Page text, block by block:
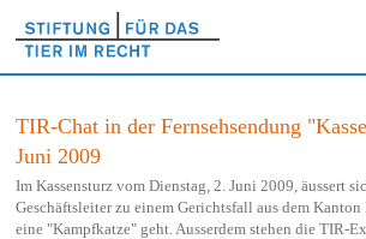
TIR-Chat in der Fernsehsendung
Juni 2009
Im Kassensturz vom Dienstag, 2. Juni 2009, äussert
Geschäftsleiter zu einem Gerichtsfall aus dem Kanton
eine "Kampfkatze" geht. Ausserdem stehen die TIR-